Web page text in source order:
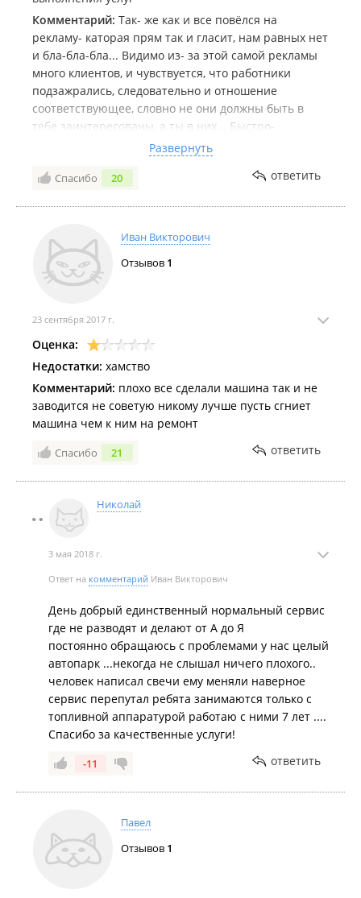
Комментарий: Так- же как и все повёлся на
рекламу- каторая прям так и гласит, нам равных нет
и бла-бла-бла... Видимо из- за этой самой рекламы
много клиентов, и чувствуется, что работники
подзажрались, следовательно и отношение
соответствующее, словно не они должны быть в
тебе заинтересованы, а ты в них... Быстро-
качественно.... На счёт качественно, судить пока не
могу, пока проблем нет, но вот насчёт быстро это
конечно враньё, ТНВД НАСТРАИВАЛИ НЕДЕЛЮ! у
надо. Так как сроки для меня были очень важны, а
тут такой подвох... Если ещё раз возникнет такая
проблема, уже буду обращаться в другую кантору
Развернуть
Спасибо 20 ответить
Иван Викторович
Отзывов 1
23 сентября 2017 г.
Оценка:
Недостатки: хамство
Комментарий: плохо все сделали машина так и не
заводится не советую никому лучше пусть сгниет
машина чем к ним на ремонт
Спасибо 21 ответить
Николай
3 мая 2018 г.
Ответ на комментарий Иван Викторович
День добрый единственный нормальный сервис
где не разводят и делают от А до Я
постоянно обращаюсь с проблемами у нас целый
автопарк ...некогда не слышал ничего плохого..
человек написал свечи ему меняли наверное
сервис перепутал ребята занимаются только с
топливной аппаратурой работаю с ними 7 лет ....
Спасибо за качественные услуги!
-11 ответить
Павел
Отзывов 1